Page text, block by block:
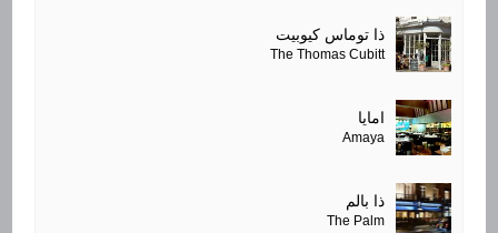
ذا توماس كيوبيت
The Thomas Cubitt
امايا
Amaya
ذا بالم
The Palm